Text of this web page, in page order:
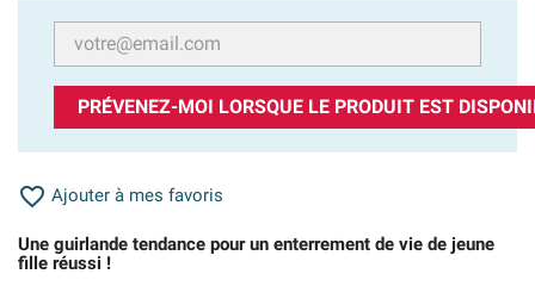
PRÉVENEZ-MOI LORSQUE LE PRODUIT EST
 Ajouter à mes favoris
Une guirlande tendance pour un enterrement de vie de jeune
fille réussi !